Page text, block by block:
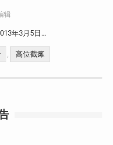
辑
年3月5日…
, 高位截瘫